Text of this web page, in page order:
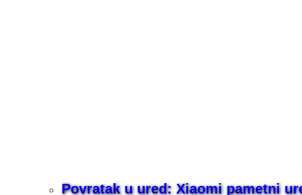
Povratak u ured: Xiaomi pametni